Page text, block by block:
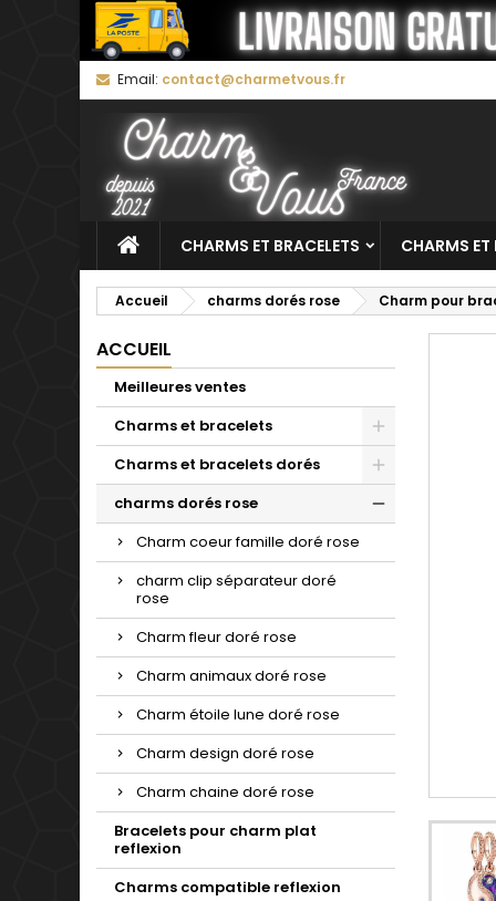
Email: contact@charmetvous.fr
CHARMS ET BRACELETS CHARMS ET
Accueil charms dorés rose Charm pour
ACCUEIL
Meilleures ventes
Charms et bracelets
Charms et bracelets dorés
charms dorés rose
Charm coeur famille doré rose
charm clip séparateur doré
rose
Charm fleur doré rose
Charm animaux doré rose
Charm étoile lune doré rose
Charm design doré rose
Charm chaine doré rose
Bracelets pour charm plat
reflexion
Charms compatible reflexion